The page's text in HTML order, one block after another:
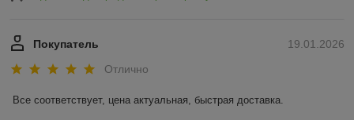
19.01.2026
Покупатель
Отлично
Все соответствует, цена актуальная, быстрая доставка.